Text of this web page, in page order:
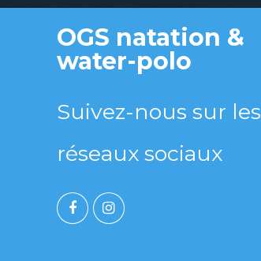
OGS natation &
water-polo
Suivez-nous sur les
réseaux sociaux